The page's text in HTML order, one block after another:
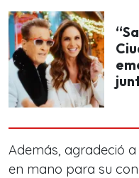
Además, agradeció
en mano para su